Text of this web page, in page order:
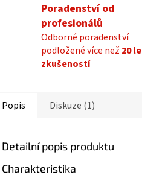
Poradenství od
profesionálů
Odborné poradenství
podložené více než 20
zkušeností
Popis Diskuze (1)
Detailní popis produktu
Charakteristika